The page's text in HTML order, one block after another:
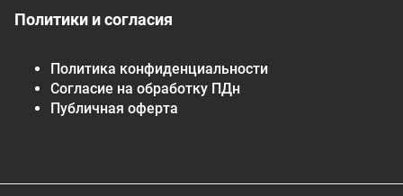
Политики и согласия
Политика конфиденциальности
Согласие на обработку ПДн
Публичная оферта